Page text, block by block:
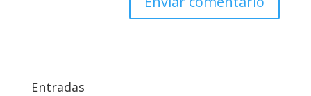
Entradas